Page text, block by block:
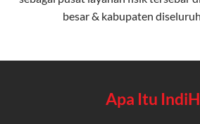
besar & kabupaten
Apa Itu